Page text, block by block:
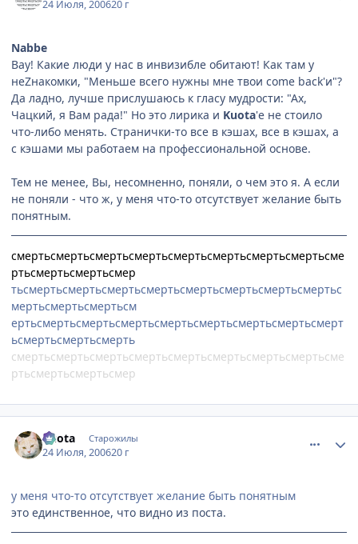
24 Июля, 200620 г
Nabbe
Вау! Какие люди у нас в инвизибле обитают! Как там у
неZнакомки, "Меньше всего нужны мне твои come back'и"?
Да ладно, лучше прислушаюсь к гласу мудрости: "Ах,
Чацкий, я Вам рада!" Но это лирика и Kuota'е не стоило
что-либо менять. Странички-то все в кэшах, все в кэшах, а
с кэшами мы работаем на профессиональной основе.
Тем не менее, Вы, несомненно, поняли, о чем это я. А если
не поняли - что ж, у меня что-то отсутствует желание быть
понятным.
смертьсмертьсмертьсмертьсмертьсмертьсмертьсмертьсме
ртьсмертьсмертьсмер
тьсмертьсмертьсмертьсмертьсмертьсмертьсмертьсмертьс
мертьсмертьсмертьсм
ертьсмертьсмертьсмертьсмертьсмертьсмертьсмертьсмерт
ьсмертьсмертьсмерть
смертьсмертьсмертьсмертьсмертьсмертьсмертьсмертьсме
ртьсмертьсмертьсмер
Kuota Старожилы
24 Июля, 200620 г
у меня что-то отсутствует желание быть понятным
это единственное, что видно из поста.